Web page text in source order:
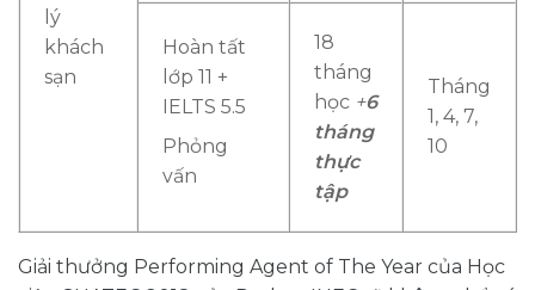
lý
khách
sạn
Hoàn tất
lớp 11 +
IELTS 5.5
Phỏng
vấn
18
tháng
học +6
tháng
thực
tập
Tháng
1, 4, 7,
10
Giải thưởng Performing Agent of The Year của Học